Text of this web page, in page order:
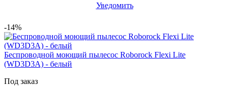
Уведомить
-14%
Беспроводной моющий пылесос Roborock Flexi Lite
(WD3D3A) - белый
Под заказ